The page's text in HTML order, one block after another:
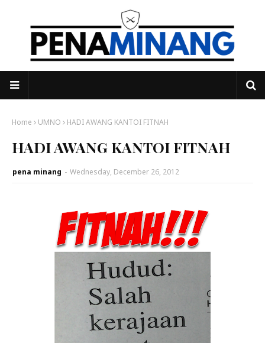
Home UMNO HADI AWANG KANTOI FITNAH
HADI AWANG KANTOI FITNAH
pena minang - Wednesday, December 26, 2012